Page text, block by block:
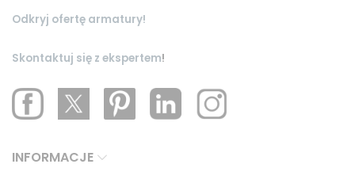
Odkryj ofertę armatury!
Skontaktuj się z ekspertem!
INFORMACJE